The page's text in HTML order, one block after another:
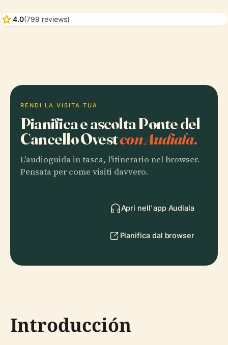
star4.0(799 reviews)
RENDI LA VISITA TUA
Pianifica e ascolta Ponte del
Cancello Ovestcon Audiala.
L'audioguida in tasca, l'itinerario nel browser.
Pensata per come visiti davvero.
Apri nell'app Audiala
Pianifica dal browser
Introducción